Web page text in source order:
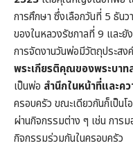
การศึกษา ซึ่งเลือกวันที่ 5 ธัน
ของในหลวงรัชกาลที่ 9 และยั
การจัดงานวันพ่อมีวัตถุประส
พระเกียรติคุณของพระบาท
เป็นพ่อ สำนึกในหน้าที่และค
ครอบครัว ขณะเดียวกันก็เป็น
ผ่านกิจกรรมต่าง ๆ เช่น การ
กิจกรรมร่วมกันในครอบครัว